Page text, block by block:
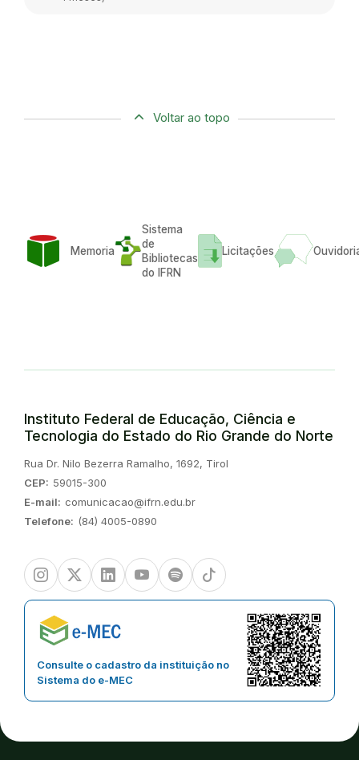
Voltar ao topo
Memoria
Sistema
de
Bibliotecas
do IFRN
Licitações
Instituto Federal de Educação, Ciência e
Tecnologia do Estado do Rio Grande do Norte
Endereço:
Rua Dr. Nilo Bezerra Ramalho, 1692, Tirol
CEP: 59015-300
E-mail: comunicacao@ifrn.edu.br
Telefone: (84) 4005-0890
InstagramTwitter/XLinkedinYoutubeSpotify TikTok
Consulte o cadastro da instituição no
Sistema do e-MEC